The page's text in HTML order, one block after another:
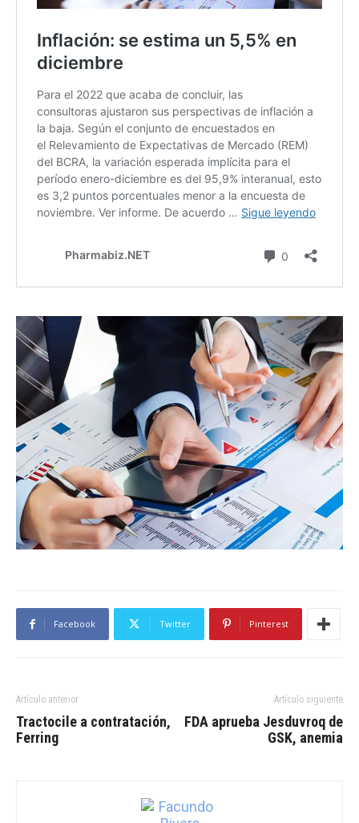
Facebook Twitter Pinterest
Artículo anterior
Tractocile a contratación,
Ferring
Artículo siguiente
FDA aprueba Jesduvroq de
GSK, anemia